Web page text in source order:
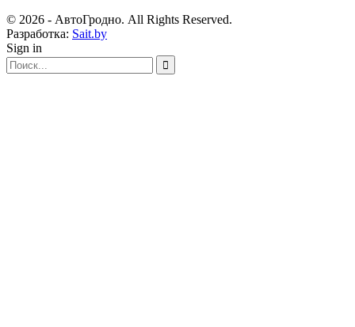
© 2026 - АвтоГродно. All Rights Reserved.
Разработка: Sait.by
Sign in